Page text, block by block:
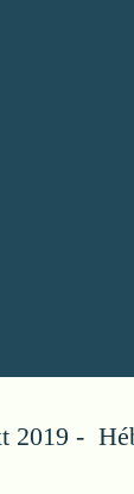
2019 -